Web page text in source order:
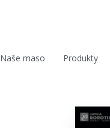
Naše maso Produkty